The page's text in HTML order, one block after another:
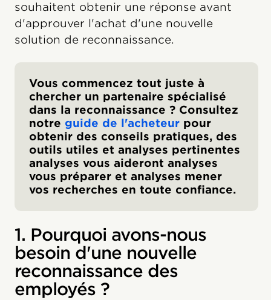
souhaitent obtenir une réponse avant
d'approuver l'achat d'une nouvelle
solution de reconnaissance.
Vous commencez tout juste à
chercher un partenaire spécialisé
dans la reconnaissance ? Consultez
notre guide de l'acheteur pour
obtenir des conseils pratiques, des
outils utiles et analyses pertinentes
analyses vous aideront analyses
vous préparer et analyses mener
vos recherches en toute confiance.
1. Pourquoi avons-nous
besoin d'une nouvelle
reconnaissance des
employés ?